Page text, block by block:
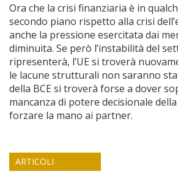
Ora che la crisi finanziaria è in
secondo piano rispetto alla crisi
anche la pressione esercitata dai
diminuita. Se però l’instabilità del
ripresenterà, l’UE si troverà
le lacune strutturali non saranno
della BCE si troverà forse a dover
mancanza di potere decisionale
forzare la mano ai partner.
ARTICOLI